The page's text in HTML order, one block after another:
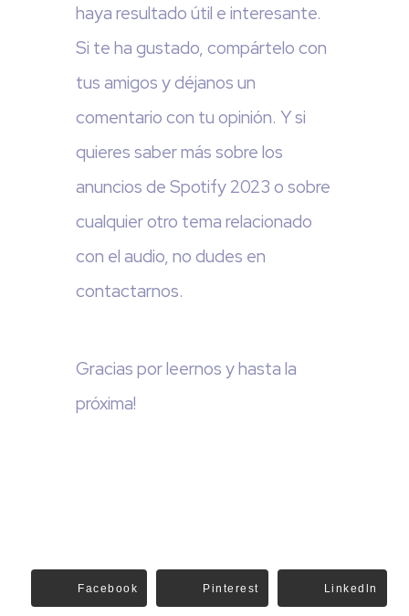
haya resultado útil e interesante.
Si te ha gustado, compártelo con
tus amigos y déjanos un
comentario con tu opinión. Y si
quieres saber más sobre los
anuncios de Spotify 2023 o sobre
cualquier otro tema relacionado
con el audio, no dudes en
contactarnos.
Gracias por leernos y hasta la
próxima!
Facebook Pinterest Linkedln